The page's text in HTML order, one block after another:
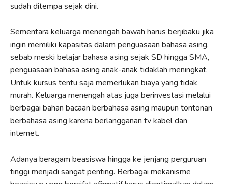
sudah ditempa sejak dini.
Sementara keluarga menengah bawah harus berjibaku jika
ingin memiliki kapasitas dalam penguasaan bahasa asing,
sebab meski belajar bahasa asing sejak SD hingga SMA,
penguasaan bahasa asing anak-anak tidaklah meningkat.
Untuk kursus tentu saja memerlukan biaya yang tidak
murah. Keluarga menengah atas juga berinvestasi melalui
berbagai bahan bacaan berbahasa asing maupun tontonan
berbahasa asing karena berlangganan tv kabel dan
internet.
Adanya beragam beasiswa hingga ke jenjang perguruan
tinggi menjadi sangat penting. Berbagai mekanisme